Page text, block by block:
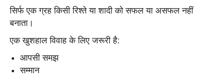
सिर्फ एक ग्रह किसी रिश्ते या शादी को सफल या असफल नहीं
बनाता।
एक खुशहाल विवाह के लिए जरूरी है:
आपसी समझ
सम्मान